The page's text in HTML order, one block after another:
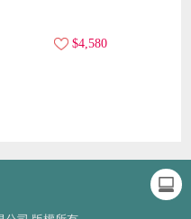
$4,580